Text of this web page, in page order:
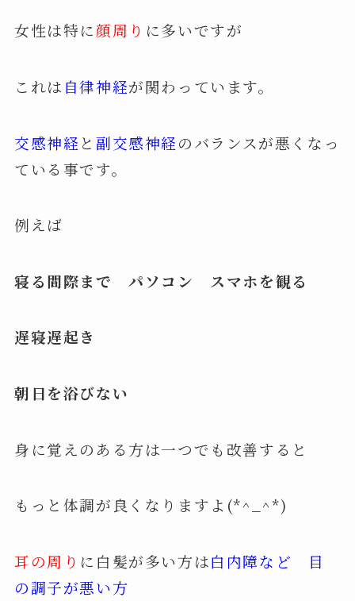
女性は特に顔周り に多いですが
これは 自律神経が関わっています。
交感神経 と 副交感神経のバランスが悪くなっ
ている事です。
例えば
寝る間際まで パソコン スマホを観る
遅寝遅起き
朝日を浴びない
身に覚えのある方は一つでも改善すると
もっと体調が良くなりますよ(*^_^*)
耳の周り に白髪が多い方は白内障など 目
の調子が悪い方